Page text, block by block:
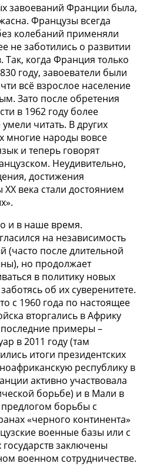
завоеваний Франции была,
Французы всегда
колебаний применяли
не заботились о развитии
когда Франция только
году, завоеватели были
всё взрослое население
Зато после обретения
в 1962 году более
читать. В других
многие народы вовсе
и теперь говорят
Неудивительно,
достижения
века стали достоянием
и в наше время.
на независимость
(часто после длительной
но продолжает
в политику новых
об их суверенитете.
с 1960 года по настоящее
вторгались в Африку
примеры –
в 2011 году (там
итоги президентских
республику в
активно участвовала
борьбе) и в Мали в
борьбы с
«черного континента»
военные базы или с
заключены
военном сотрудничестве.